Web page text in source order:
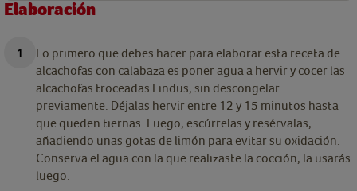
Elaboración
Lo primero que debes hacer para elaborar esta receta de
alcachofas con calabaza es poner agua a hervir y cocer las
alcachofas troceadas Findus, sin descongelar
previamente. Déjalas hervir entre 12 y 15 minutos hasta
que queden tiernas. Luego, escúrrelas y resérvalas,
añadiendo unas gotas de limón para evitar su oxidación.
Conserva el agua con la que realizaste la cocción, la usarás
luego.